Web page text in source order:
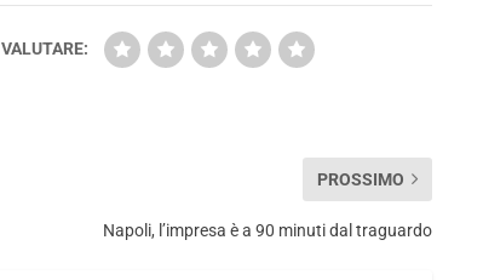
VALUTARE:
PROSSIMO
Napoli, l’impresa è a 90 minuti dal traguardo